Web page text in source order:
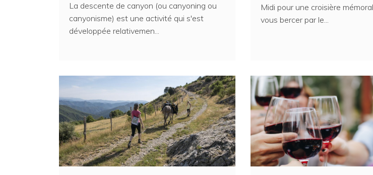
La descente de canyon (ou canyoning ou
canyonisme) est une activité qui s'est
développée relativemen...
Midi pour une croisière
vous bercer par le...